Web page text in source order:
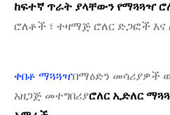
ከፍተኛ ጥራት ያላቸውን የማጓጓዣ
ሮለቶች ፣ ተዛማጅ ሮለር ድጋፎች
ቀበቶ ማጓጓዣበማዕድን መሳሪያዎች
አዘጋጅ መተግበሪያሮለር ኢድለር